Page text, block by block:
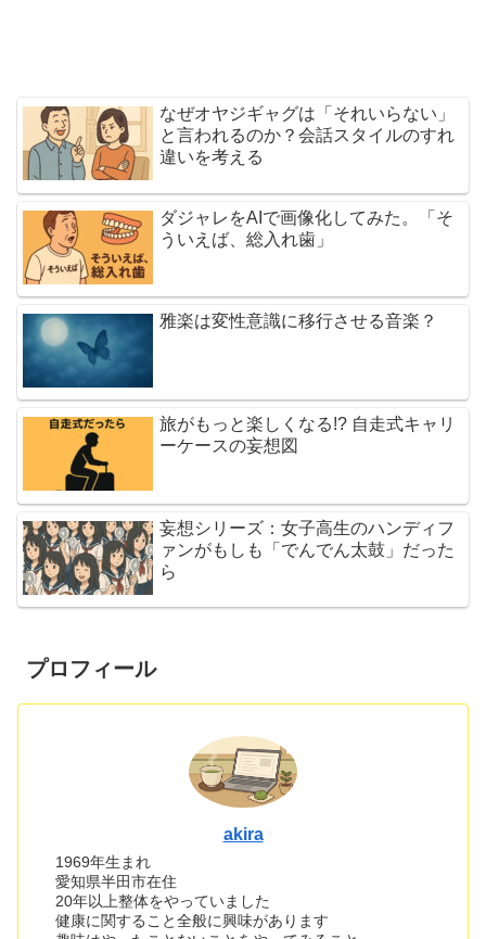
なぜオヤジギャグは「それいらない」
と言われるのか？会話スタイルのすれ
違いを考える
ダジャレをAIで画像化してみた。「そ
ういえば、総入れ歯」
雅楽は変性意識に移行させる音楽？
旅がもっと楽しくなる!? 自走式キャリ
ーケースの妄想図
妄想シリーズ：女子高生のハンディフ
ァンがもしも「でんでん太鼓」だった
ら
プロフィール
akira
1969年生まれ
愛知県半田市在住
20年以上整体をやっていました
健康に関すること全般に興味があります